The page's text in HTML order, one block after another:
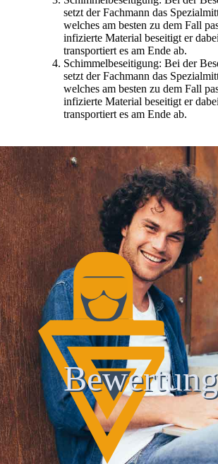
setzt der Fachmann das
welches am besten zu dem Fall
infizierte Material beseitigt er
transportiert es am Ende ab.
Schimmelbeseitigung: Bei der
setzt der Fachmann das
welches am besten zu dem Fall
infizierte Material beseitigt er
transportiert es am Ende ab.
Bewertung